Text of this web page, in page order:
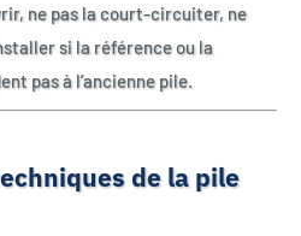
ne pas la court-circuiter, ne
si la référence ou la
pas à l’ancienne pile.
de la pile